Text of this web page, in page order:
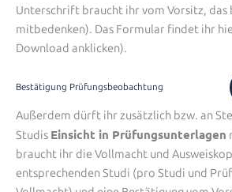
Unterschrift braucht ihr vom Vorsitz,
mitbedenken). Das Formular findet ihr
Download anklicken).
Bestätigung Prüfungsbeobachtung
Außerdem dürft ihr zusätzlich bzw. an
Studis Einsicht in Prüfungsunterlagen
braucht ihr die Vollmacht und
entsprechenden Studi (pro Studi und